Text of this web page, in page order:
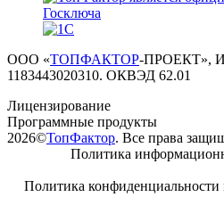
ООО «ТОПФАКТОР-ПРОЕКТ»,
1183443020310. ОКВЭД 62.01
Лицензирование
Программные продукты
2026©ТопФактор. Все права
Политика
Политика